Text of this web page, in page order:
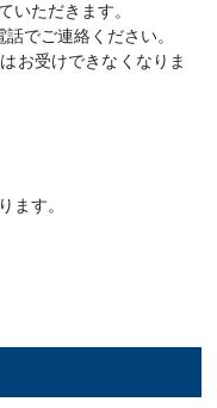
いただきます。
でご連絡ください。
お受けできなくなりま
ます。